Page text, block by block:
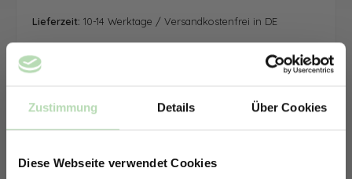
Zustimmung Details Über Cookies
Diese Webseite verwendet Cookies
Lieferzeit: 10-14 Werktage / Versandkostenfrei in DE